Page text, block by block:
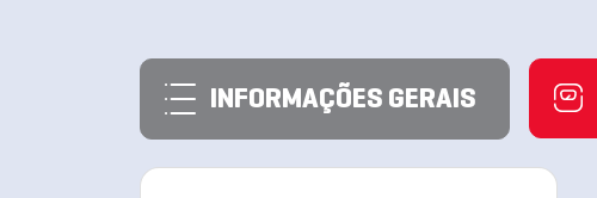
INFORMAÇÕES GERAIS